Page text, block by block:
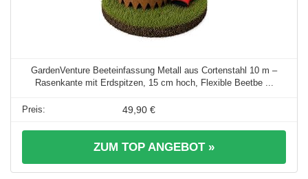
GardenVenture Beeteinfassung Metall aus Cortenstahl 10 m –
Rasenkante mit Erdspitzen, 15 cm hoch, Flexible Beetbe ...
49,90 €
ZUM TOP ANGEBOT »